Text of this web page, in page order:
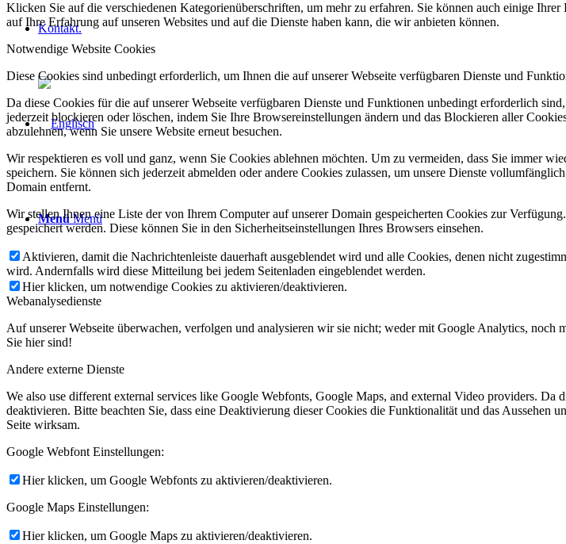
Kontakt.
Menü Menü
Klicken Sie auf die verschiedenen Kategorienüberschriften, um mehr zu erfahren. Sie können auch einige
auf Ihre Erfahrung auf unseren Websites und auf die Dienste haben kann, die wir anbieten können.
Notwendige Website Cookies
Diese Cookies sind unbedingt erforderlich, um Ihnen die auf unserer Webseite verfügbaren Dienste und
Da diese Cookies für die auf unserer Webseite verfügbaren Dienste und Funktionen unbedingt erforderlich
jederzeit blockieren oder löschen, indem Sie Ihre Browsereinstellungen ändern und das Blockieren aller
abzulehnen, wenn Sie unsere Website erneut besuchen.
Wir respektieren es voll und ganz, wenn Sie Cookies ablehnen möchten. Um zu vermeiden, dass Sie immer
speichern. Sie können sich jederzeit abmelden oder andere Cookies zulassen, um unsere Dienste
Domain entfernt.
Wir stellen Ihnen eine Liste der von Ihrem Computer auf unserer Domain gespeicherten Cookies zur
gespeichert werden. Diese können Sie in den Sicherheitseinstellungen Ihres Browsers einsehen.
Aktivieren, damit die Nachrichtenleiste dauerhaft ausgeblendet wird und alle Cookies, denen nicht
wird. Andernfalls wird diese Mitteilung bei jedem Seitenladen eingeblendet werden.
Hier klicken, um notwendige Cookies zu aktivieren/deaktivieren.
Webanalysedienste
Auf unserer Webseite überwachen, verfolgen und analysieren wir sie nicht; weder mit Google Analytics,
Sie hier sind!
Andere externe Dienste
We also use different external services like Google Webfonts, Google Maps, and external Video providers.
deaktivieren. Bitte beachten Sie, dass eine Deaktivierung dieser Cookies die Funktionalität und das Aussehen
Seite wirksam.
Google Webfont Einstellungen:
Hier klicken, um Google Webfonts zu aktivieren/deaktivieren.
Google Maps Einstellungen:
Hier klicken, um Google Maps zu aktivieren/deaktivieren.